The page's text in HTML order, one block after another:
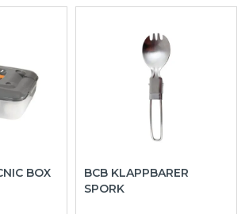
BOX
BCB KLAPPBARER
SPORK